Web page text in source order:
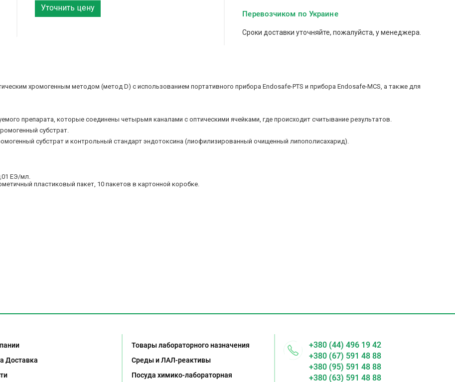
Уточнить цену
Перевозчиком по Украине
Сроки доставки уточняйте, пожалуйста, у менеджера.
хромогенным методом (метод D) с использованием портативного прибора Endosafe-PTS и прибора Endosafe-MCS, а также для
препарата, которые соединены четырьмя каналами с оптическими ячейками, где происходит считывание результатов.
субстрат.
субстрат и контрольный стандарт эндотоксина (лиофилизированный очищенный липополисахарид).
ЕЭ/мл.
пластиковый пакет, 10 пакетов в картонной коробке.
Доставка
Товары лабораторного назначения
Среды и ЛАЛ-реактивы
Посуда химико-лабораторная
+380 (44) 496 19 42
+380 (67) 591 48 88
+380 (95) 591 48 88
+380 (63) 591 48 88